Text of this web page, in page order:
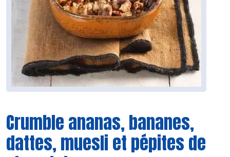
Crumble ananas, bananes,
dattes, muesli et pépites de